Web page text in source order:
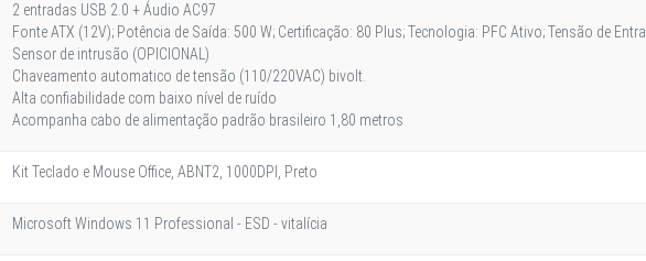
2 entradas USB 2.0 + Áudio AC97
Fonte ATX (12V); Potência de Saída: 500 W; Certificação: 80 Plus; Tecnologia: PFC Ativo; Tensão de
Sensor de intrusão (OPICIONAL)
Chaveamento automatico de tensão (110/220VAC) bivolt.
Alta confiabilidade com baixo nível de ruído
Acompanha cabo de alimentação padrão brasileiro 1,80 metros
Kit Teclado e Mouse Office, ABNT2, 1000DPI, Preto
Microsoft Windows 11 Professional - ESD - vitalícia